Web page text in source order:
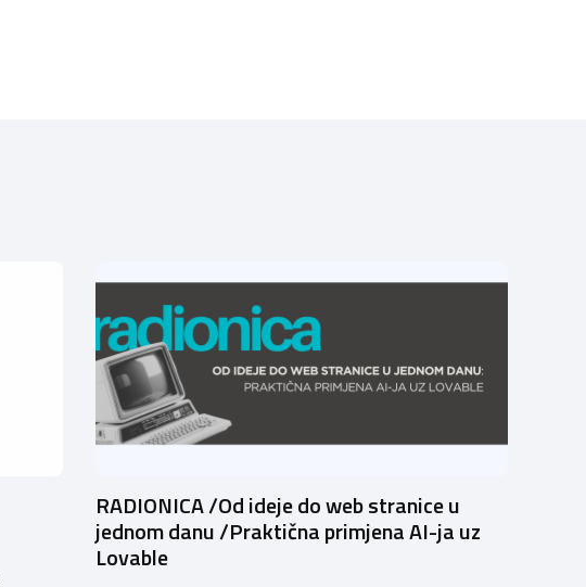
RADIONICA /Od ideje do web stranice u
jednom danu /Praktična primjena AI-ja uz
Lovable